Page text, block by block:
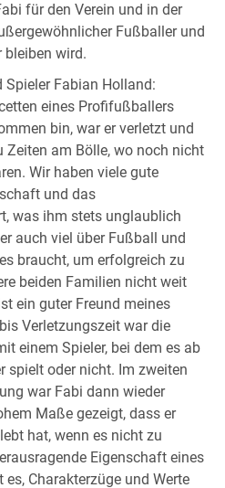
für den Verein und in der
Fußballer und
bleiben wird.
Fabian Holland:
eines Profifußballers
bin, war er verletzt und
Zeiten am Bölle, wo noch nicht
Wir haben viele gute
und das
was ihm stets unglaublich
auch viel über Fußball und
braucht, um erfolgreich zu
beiden Familien nicht weit
ein guter Freund meines
Verletzungszeit war die
einem Spieler, bei dem es ab
spielt oder nicht. Im zweiten
war Fabi dann wieder
Maße gezeigt, dass er
hat, wenn es nicht zu
Eigenschaft eines
Charakterzüge und Werte